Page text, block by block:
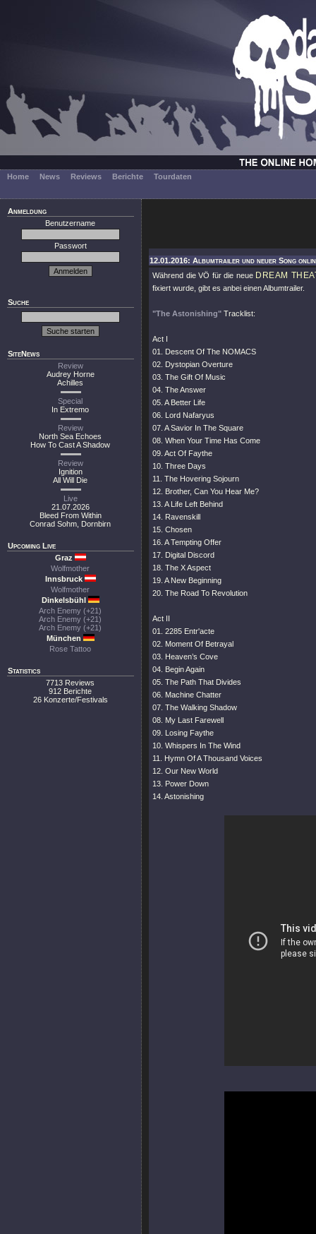
Home News Reviews Berichte Tourdaten
Anmeldung
Benutzername
Passwort
Suche
SiteNews
Review
Audrey Horne
Achilles
Special
In Extremo
Review
North Sea Echoes
How To Cast A Shadow
Review
Ignition
All Will Die
Live
21.07.2026
Bleed From Within
Conrad Sohm, Dornbirn
Upcoming Live
Graz
Wolfmother
Innsbruck
Wolfmother
Dinkelsbühl
Arch Enemy (+21)
Arch Enemy (+21)
Arch Enemy (+21)
München
Rose Tattoo
Statistics
7713 Reviews
912 Berichte
26 Konzerte/Festivals
12.01.2016: Albumtrailer und neuer Song
Während die VÖ für die neue DREAM
fixiert wurde, gibt es anbei einen Albumtrailer.
"The Astonishing" Tracklist:
Act I
01. Descent Of The NOMACS
02. Dystopian Overture
03. The Gift Of Music
04. The Answer
05. A Better Life
06. Lord Nafaryus
07. A Savior In The Square
08. When Your Time Has Come
09. Act Of Faythe
10. Three Days
11. The Hovering Sojourn
12. Brother, Can You Hear Me?
13. A Life Left Behind
14. Ravenskill
15. Chosen
16. A Tempting Offer
17. Digital Discord
18. The X Aspect
19. A New Beginning
20. The Road To Revolution
Act II
01. 2285 Entr'acte
02. Moment Of Betrayal
03. Heaven’s Cove
04. Begin Again
05. The Path That Divides
06. Machine Chatter
07. The Walking Shadow
08. My Last Farewell
09. Losing Faythe
10. Whispers In The Wind
11. Hymn Of A Thousand Voices
12. Our New World
13. Power Down
14. Astonishing